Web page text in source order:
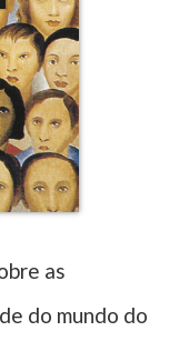
as
do mundo do